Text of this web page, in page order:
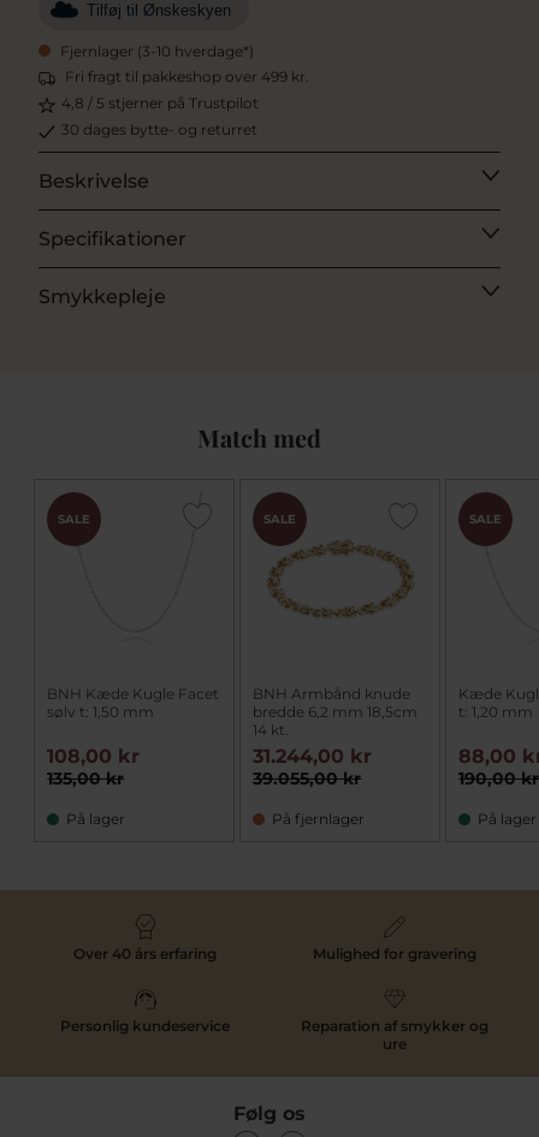
Tilføj til Ønskeskyen
Fjernlager (3-10 hverdage*)
Fri fragt til pakkeshop over 499 kr.
4,8 / 5 stjerner på Trustpilot
30 dages bytte- og returret
Beskrivelse
Specifikationer
Smykkepleje
Match med
SALE
BNH Kæde Kugle Facet
sølv t: 1,50 mm
135,00 kr
108,00 kr
På lager
SALE
BNH Armbånd knude
bredde 6,2 mm 18,5cm
14 kt.
39.055,00 kr
31.244,00 kr
På fjernlager
SALE
Kæde
t: 1,20 mm
190,00 kr
88,00
På lager
Over 40 års erfaring Mulighed for gravering
Personlig kundeservice
Reparation af smykker og
ure
Følg os